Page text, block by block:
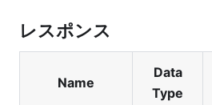
レスポンス
Name
Data
Type